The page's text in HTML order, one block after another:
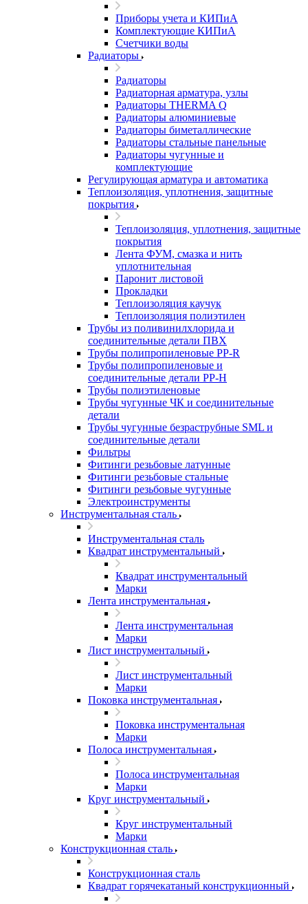
Приборы учета и КИПиА
Комплектующие КИПиА
Счетчики воды
Радиаторы
Радиаторы
Радиаторная арматура, узлы
Радиаторы THERMA Q
Радиаторы алюминиевые
Радиаторы биметаллические
Радиаторы стальные панельные
Радиаторы чугунные и
комплектующие
Регулирующая арматура и автоматика
Теплоизоляция, уплотнения, защитные
покрытия
Теплоизоляция, уплотнения, защитные
покрытия
Лента ФУМ, смазка и нить
уплотнительная
Паронит листовой
Прокладки
Теплоизоляция каучук
Теплоизоляция полиэтилен
Трубы из поливинилхлорида и
соединительные детали ПВХ
Трубы полипропиленовые PP-R
Трубы полипропиленовые и
соединительные детали PP-H
Трубы полиэтиленовые
Трубы чугунные ЧК и соединительные
детали
Трубы чугунные безраструбные SML и
соединительные детали
Фильтры
Фитинги резьбовые латунные
Фитинги резьбовые стальные
Фитинги резьбовые чугунные
Электроинструменты
Инструментальная сталь
Инструментальная сталь
Квадрат инструментальный
Квадрат инструментальный
Марки
Лента инструментальная
Лента инструментальная
Марки
Лист инструментальный
Лист инструментальный
Марки
Поковка инструментальная
Поковка инструментальная
Марки
Полоса инструментальная
Полоса инструментальная
Марки
Круг инструментальный
Круг инструментальный
Марки
Конструкционная сталь
Конструкционная сталь
Квадрат горячекатаный конструкционный